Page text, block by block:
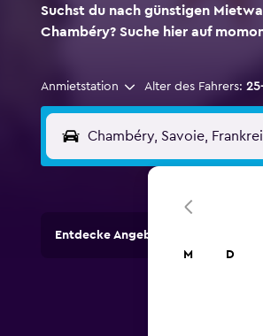
Suchst du nach günstigen
Chambéry? Suche hier auf
Anmietstation Alter des Fahrers:
Entdecke Angebote von
M D